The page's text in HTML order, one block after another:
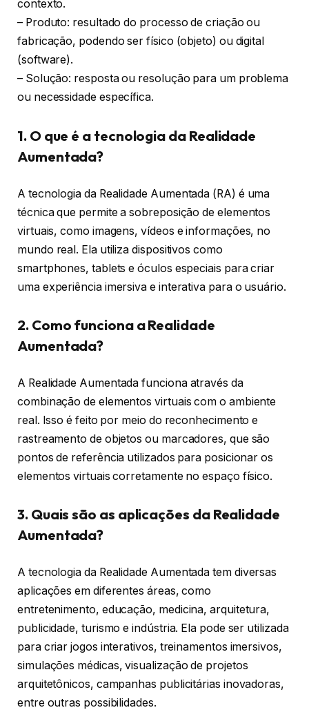
contexto.
– Produto: resultado do processo de criação ou
fabricação, podendo ser físico (objeto) ou digital
(software).
– Solução: resposta ou resolução para um problema
ou necessidade específica.
1. O que é a tecnologia da Realidade
Aumentada?
A tecnologia da Realidade Aumentada (RA) é uma
técnica que permite a sobreposição de elementos
virtuais, como imagens, vídeos e informações, no
mundo real. Ela utiliza dispositivos como
smartphones, tablets e óculos especiais para criar
uma experiência imersiva e interativa para o usuário.
2. Como funciona a Realidade
Aumentada?
A Realidade Aumentada funciona através da
combinação de elementos virtuais com o ambiente
real. Isso é feito por meio do reconhecimento e
rastreamento de objetos ou marcadores, que são
pontos de referência utilizados para posicionar os
elementos virtuais corretamente no espaço físico.
3. Quais são as aplicações da Realidade
Aumentada?
A tecnologia da Realidade Aumentada tem diversas
aplicações em diferentes áreas, como
entretenimento, educação, medicina, arquitetura,
publicidade, turismo e indústria. Ela pode ser utilizada
para criar jogos interativos, treinamentos imersivos,
simulações médicas, visualização de projetos
arquitetônicos, campanhas publicitárias inovadoras,
entre outras possibilidades.